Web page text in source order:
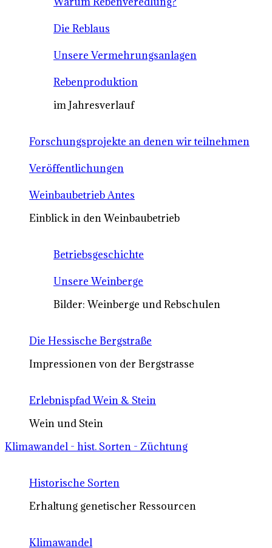
Die Reblaus
Unsere Vermehrungsanlagen
Rebenproduktion
im Jahresverlauf
Forschungsprojekte an denen wir teilnehmen
Veröffentlichungen
Weinbaubetrieb Antes
Einblick in den Weinbaubetrieb
Betriebsgeschichte
Unsere Weinberge
Bilder: Weinberge und Rebschulen
Die Hessische Bergstraße
Impressionen von der Bergstrasse
Erlebnispfad Wein & Stein
Wein und Stein
Klimawandel - hist. Sorten - Züchtung
Historische Sorten
Erhaltung genetischer Ressourcen
Klimawandel